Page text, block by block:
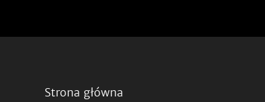
Strona główna